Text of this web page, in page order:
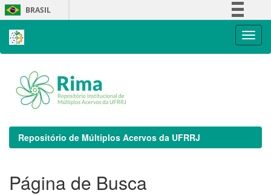
Skip
navigation
BRASIL
Repositório de Múltiplos Acervos da UFRRJ
Página de Busca